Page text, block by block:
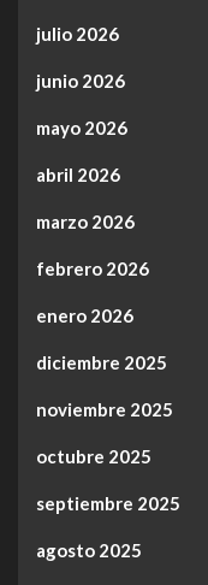
julio 2026
junio 2026
mayo 2026
abril 2026
marzo 2026
febrero 2026
enero 2026
diciembre 2025
noviembre 2025
octubre 2025
septiembre 2025
agosto 2025